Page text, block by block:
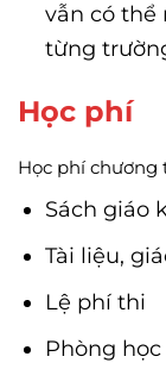
vẫn có thể
từng
Học phí
Học phí chương
Sách giáo
Tài liệu,
Lệ phí thi
Phòng